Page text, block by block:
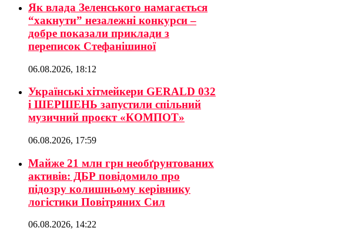
Як влада Зеленського намагається
“хакнути” незалежні конкурси –
добре показали приклади з
переписок Стефанішиної
06.08.2026, 18:12
Українські хітмейкери GERALD 032
і ШЕРШЕНЬ запустили спільний
музичний проєкт «КОМПОТ»
06.08.2026, 17:59
Майже 21 млн грн необґрунтованих
активів: ДБР повідомило про
підозру колишньому керівнику
логістики Повітряних Сил
06.08.2026, 14:22